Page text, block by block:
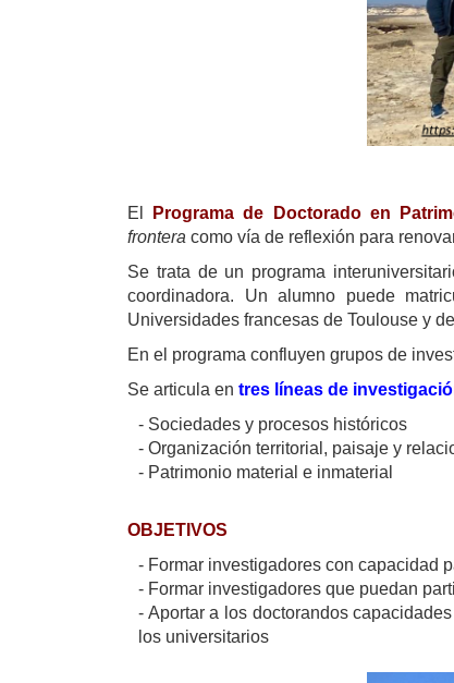
El Programa de Doctorado en
frontera como vía de reflexión para
Se trata de un programa
coordinadora. Un alumno puede
Universidades francesas de Toulouse y
En el programa confluyen grupos de
Se articula en tres líneas de
- Sociedades y procesos históricos
- Organización territorial, paisaje y
- Patrimonio material e inmaterial
OBJETIVOS
- Formar investigadores con capacidad
- Formar investigadores que puedan
- Aportar a los doctorandos
los universitarios